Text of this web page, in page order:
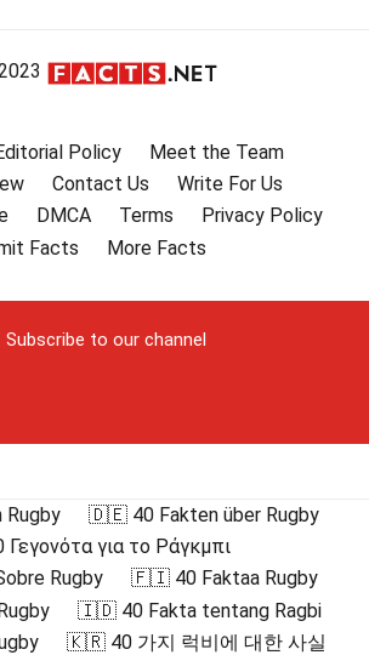
Policy
Meet the Team
Contact Us
Write For Us
DMCA Terms
Privacy Policy
Facts
More Facts
Subscribe to our channel
🇩🇪 40 Fakten über Rugby
για το Ράγκμπι
Rugby
🇫🇮 40 Faktaa Rugby
🇮🇩 40 Fakta tentang Ragbi
🇰🇷 40 가지 럭비에 대한 사실